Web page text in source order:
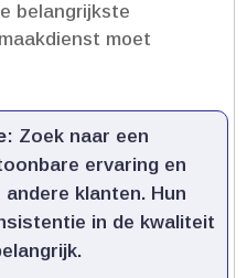
belangrijkste
moet
: Zoek naar een
ervaring en
klanten.​ Hun
in de kwaliteit